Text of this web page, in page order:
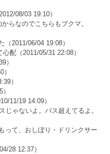
2012/08/03 19:10）
らなのでこちらもブクマ。
（2011/06/04 19:08）
心配 （2011/05/31 22:08）
）
）
11/19 14:09）
じゃないよ。バス超えてるよ。
って、おしぼり・ドリンクサー
28 12:37）